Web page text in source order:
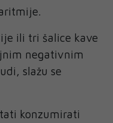
ili tri šalice kave
negativnim
slažu se
konzumirati